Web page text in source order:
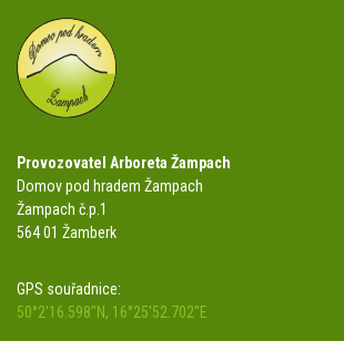
Provozovatel Arboreta Žampach
Domov pod hradem Žampach
Žampach č.p.1
564 01 Žamberk
GPS souřadnice:
50°2'16.598"N, 16°25'52.702"E